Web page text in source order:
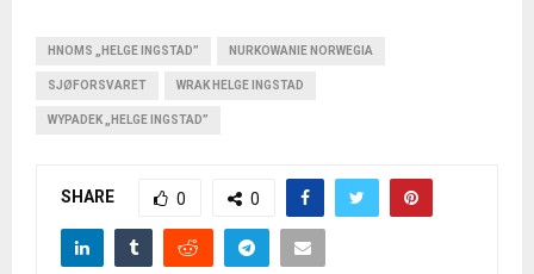
HNOMS „HELGE INGSTAD” NURKOWANIE NORWEGIA
SJØFORSVARET WRAK HELGE INGSTAD
WYPADEK „HELGE INGSTAD”
SHARE 0 0